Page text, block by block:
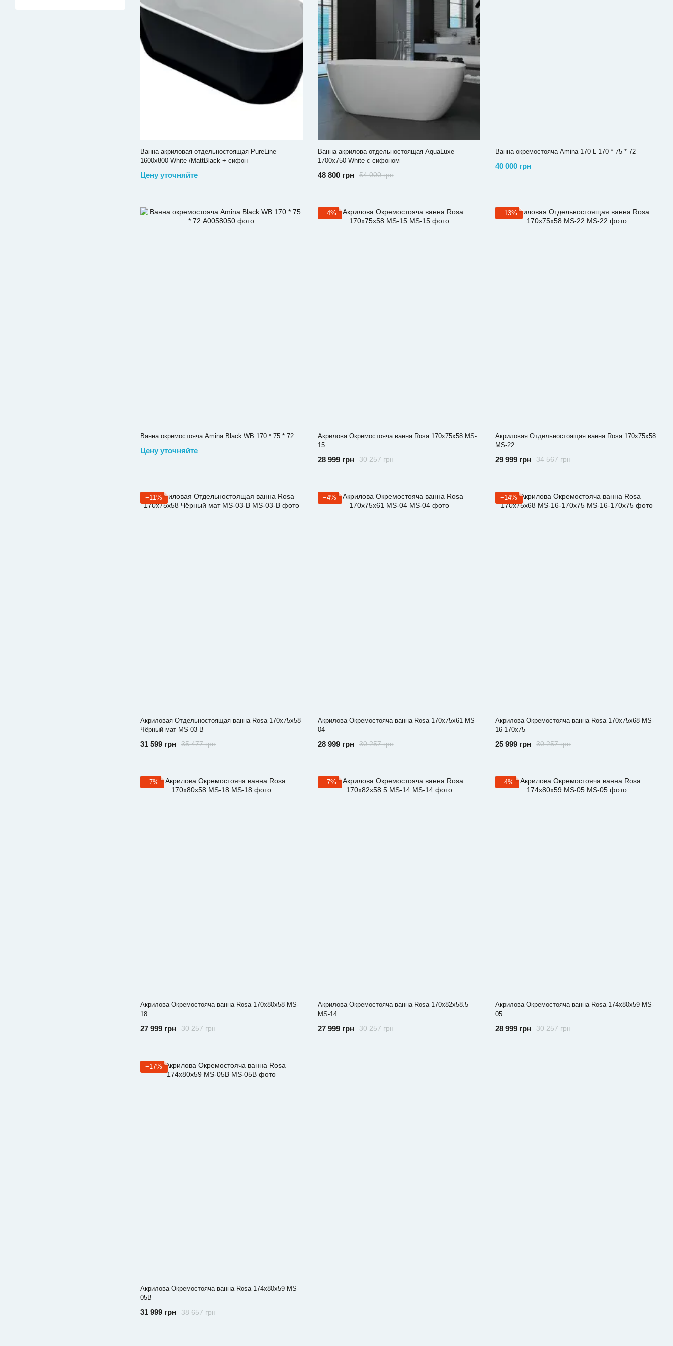
Ванна акриловая отдельностоящая PureLine
1600x800 White /MattBlack + сифон
Цену уточняйте
Ванна акрилова отдельностоящая AquaLuxe
1700x750 White с сифоном
54 000 грн
48 800 грн
Ванна окремостояча Amina 170 L 170 * 75 * 72
40 000 грн
Ванна окремостояча Amina Black WB 170 * 75 * 72
Цену уточняйте
−4%
Акрилова Окремостояча ванна Rosa 170x75x58 MS-
15
30 257 грн
28 999 грн
−13%
Акриловая Отдельностоящая ванна Rosa 170x75x58
MS-22
34 567 грн
29 999 грн
−11%
Акриловая Отдельностоящая ванна Rosa 170x75x58
Чёрный мат MS-03-B
35 477 грн
31 599 грн
−4%
Акрилова Окремостояча ванна Rosa 170x75x61 MS-
04
30 257 грн
28 999 грн
−14%
Акрилова Окремостояча ванна Rosa 170x75x68 MS-
16-170x75
30 257 грн
25 999 грн
−7%
Акрилова Окремостояча ванна Rosa 170x80x58 MS-
18
30 257 грн
27 999 грн
−7%
Акрилова Окремостояча ванна Rosa 170x82x58.5
MS-14
30 257 грн
27 999 грн
−4%
Акрилова Окремостояча ванна Rosa 174x80x59 MS-
05
30 257 грн
28 999 грн
−17%
Акрилова Окремостояча ванна Rosa 174x80x59 MS-
05B
38 657 грн
31 999 грн